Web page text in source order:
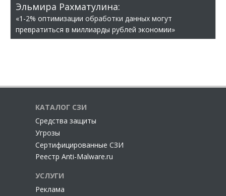
Эльмира Рахматулина:
«1-2% оптимизации обработки данных могут
превратиться в миллиарды рублей экономии»
КАТАЛОГ СЗИ
Cредства защиты
Угрозы
Сертифицированные СЗИ
Реестр Anti-Malware.ru
УСЛУГИ
Реклама